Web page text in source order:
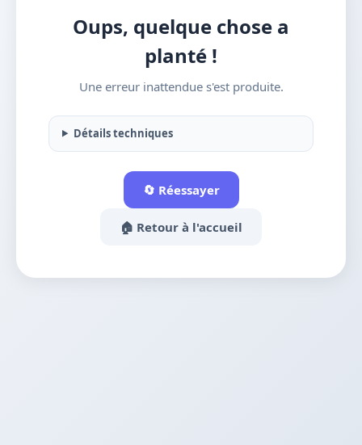
Oups, quelque chose a
planté !
Une erreur inattendue s'est produite.
Détails techniques
🔄 Réessayer
🏠 Retour à l'accueil